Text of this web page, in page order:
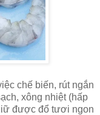
chế biến, rút ngắn
xông nhiệt (hấp
được đổ tươi ngon